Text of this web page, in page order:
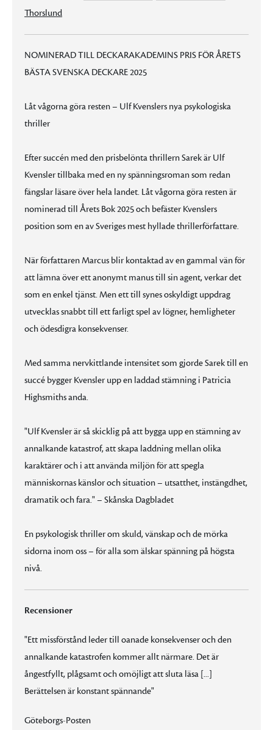
Thorslund
NOMINERAD TILL DECKARAKADEMINS PRIS FÖR ÅRETS
BÄSTA SVENSKA DECKARE 2025
Låt vågorna göra resten – Ulf Kvenslers nya psykologiska
thriller
Efter succén med den prisbelönta thrillern Sarek är Ulf
Kvensler tillbaka med en ny spänningsroman som redan
fängslar läsare över hela landet. Låt vågorna göra resten är
nominerad till Årets Bok 2025 och befäster Kvenslers
position som en av Sveriges mest hyllade thrillerförfattare.
När författaren Marcus blir kontaktad av en gammal vän för
att lämna över ett anonymt manus till sin agent, verkar det
som en enkel tjänst. Men ett till synes oskyldigt uppdrag
utvecklas snabbt till ett farligt spel av lögner, hemligheter
och ödesdigra konsekvenser.
Med samma nervkittlande intensitet som gjorde Sarek till en
succé bygger Kvensler upp en laddad stämning i Patricia
Highsmiths anda.
"Ulf Kvensler är så skicklig på att bygga upp en stämning av
annalkande katastrof, att skapa laddning mellan olika
karaktärer och i att använda miljön för att spegla
människornas känslor och situation – utsatthet, instängdhet,
dramatik och fara." – Skånska Dagbladet
En psykologisk thriller om skuld, vänskap och de mörka
sidorna inom oss – för alla som älskar spänning på högsta
nivå.
Recensioner
"Ett missförstånd leder till oanade konsekvenser och den
annalkande katastrofen kommer allt närmare. Det är
ångestfyllt, plågsamt och omöjligt att sluta läsa [...]
Berättelsen är konstant spännande"
Göteborgs-Posten